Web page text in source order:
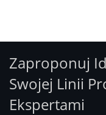
Zaproponuj
Swojej Linii
Ekspertami